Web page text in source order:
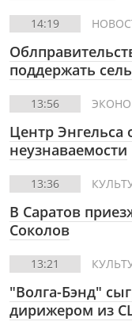
14:19
поддержать
13:56
Центр
неузнаваемости
13:36
В Саратов
Соколов
13:21
"Волга-Бэнд"
дирижером из